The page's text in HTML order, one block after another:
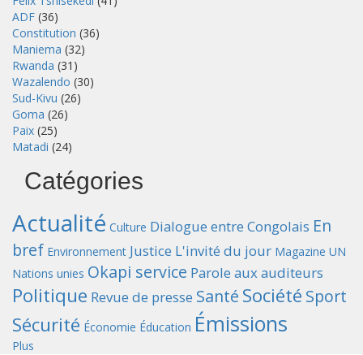
ADF (36)
Constitution (36)
Maniema (32)
Rwanda (31)
Wazalendo (30)
Sud-Kivu (26)
Goma (26)
Paix (25)
Matadi (24)
Catégories
Actualité Culture Dialogue entre Congolais En
bref Environnement Justice L'invité du jour Magazine UN
Nations unies Okapi service Parole aux auditeurs
Politique Revue de presse Santé Société Sport
Sécurité Économie Éducation Émissions
Plus